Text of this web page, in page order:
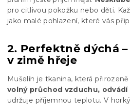
pro citlivou pokožku nebo děti.
jako malé pohlazení, které vás
2. Perfektně dýchá
v zimě hřeje
Mušelín je tkanina, která
volný průchod vzduchu,
udržuje příjemnou teplotu. V